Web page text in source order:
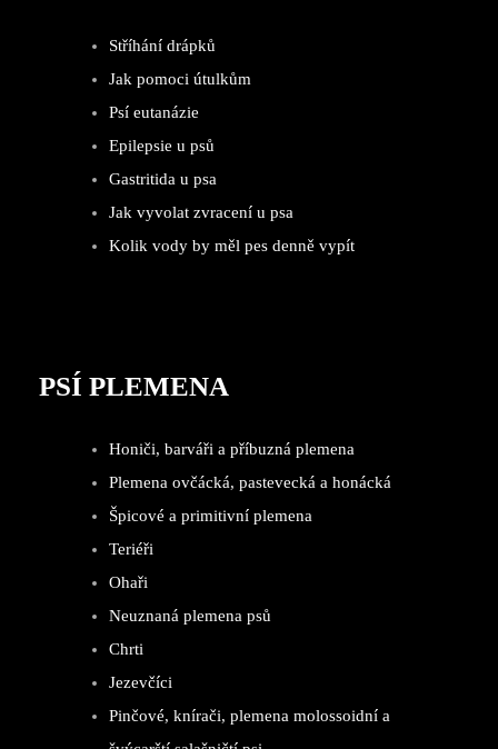
Stříhání drápků
Jak pomoci útulkům
Psí eutanázie
Epilepsie u psů
Gastritida u psa
Jak vyvolat zvracení u psa
Kolik vody by měl pes denně vypít
PSÍ PLEMENA
Honiči, barváři a příbuzná plemena
Plemena ovčácká, pastevecká a honácká
Špicové a primitivní plemena
Teriéři
Ohaři
Neuznaná plemena psů
Chrti
Jezevčíci
Pinčové, knírači, plemena molossoidní a